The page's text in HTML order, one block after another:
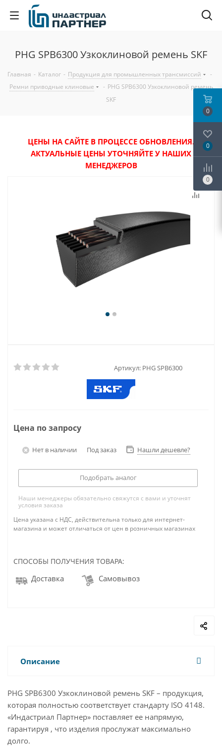
PHG SPB6300 Узкоклиновой ремень SKF
Главная - Каталог - Продукция для промышленных трансмиссий
-
Ремни приводные клиновые
- PHG SPB6300 Узкоклиновой ремень
SKF
ЦЕНЫ НА САЙТЕ В ПРОЦЕССЕ ОБНОВЛЕНИЯ.
АКТУАЛЬНЫЕ ЦЕНЫ УТОЧНЯЙТЕ У НАШИХ
МЕНЕДЖЕРОВ
Артикул: PHG SPB6300
Цена по запросу
Нет в наличии Под заказ Нашли дешевле?
Подобрать аналог
Наши менеджеры обязательно свяжутся с вами и уточнят
условия заказа
Цена указана с НДС, действительна только для интернет-
магазина и может отличаться от цен в розничных магазинах
СПОСОБЫ ПОЛУЧЕНИЯ ТОВАРА:
Доставка Самовывоз
Описание
PHG SPB6300 Узкоклиновой ремень SKF – продукция,
которая полностью соответствует стандарту ISO 4148.
«Индастриал Партнер» поставляет ее напрямую,
гарантируя , что изделия прослужат максимально
долго.
0
0
0